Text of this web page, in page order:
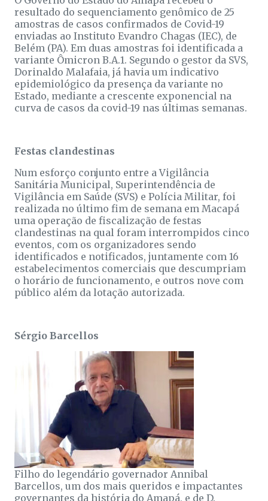
resultado do sequenciamento genômico de 25
amostras de casos confirmados de Covid-19
enviadas ao Instituto Evandro Chagas (IEC), de
Belém (PA). Em duas amostras foi identificada a
variante Ômicron B.A.1. Segundo o gestor da SVS,
Dorinaldo Malafaia, já havia um indicativo
epidemiológico da presença da variante no
Estado, mediante a crescente exponencial na
curva de casos da covid-19 nas últimas semanas.
Festas clandestinas
Num esforço conjunto entre a Vigilância
Sanitária Municipal, Superintendência de
Vigilância em Saúde (SVS) e Polícia Militar, foi
realizada no último fim de semana em Macapá
uma operação de fiscalização de festas
clandestinas na qual foram interrompidos cinco
eventos, com os organizadores sendo
identificados e notificados, juntamente com 16
estabelecimentos comerciais que descumpriam
o horário de funcionamento, e outros nove com
público além da lotação autorizada.
Sérgio Barcellos
Filho do legendário governador Annibal
Barcellos, um dos mais queridos e impactantes
governantes da história do Amapá, e de D.